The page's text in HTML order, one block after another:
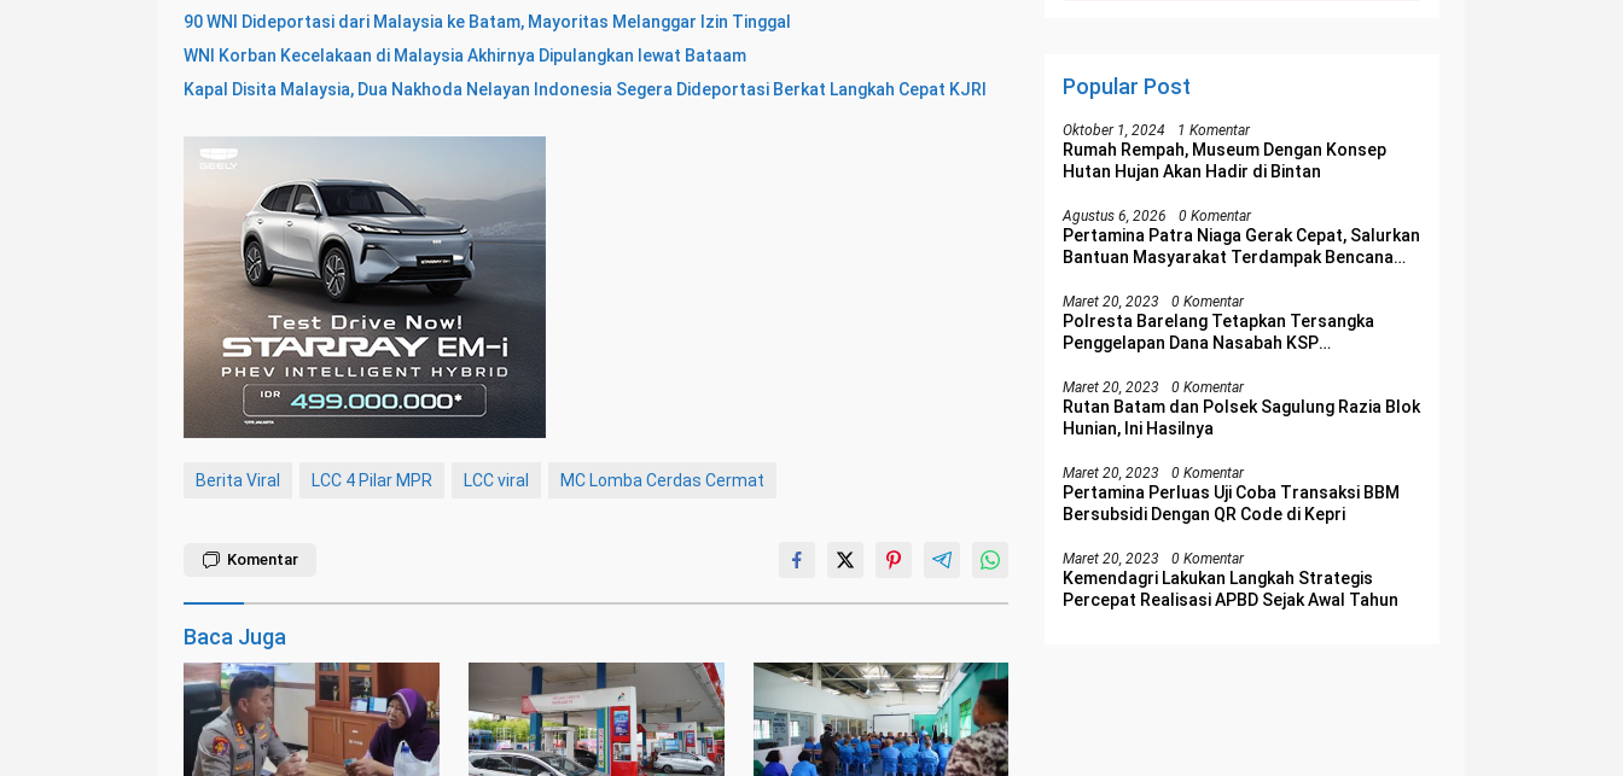
90 WNI Dideportasi dari Malaysia ke Batam, Mayoritas Melanggar Izin Tinggal
WNI Korban Kecelakaan di Malaysia Akhirnya Dipulangkan lewat Bataam
Kapal Disita Malaysia, Dua Nakhoda Nelayan Indonesia Segera Dideportasi Berkat Langkah Cepat KJRI
Berita Viral LCC 4 Pilar MPR LCC viral MC Lomba Cerdas Cermat
Komentar
Baca Juga
Popular Post
Oktober 1, 2024 1 Komentar
Rumah Rempah, Museum Dengan Konsep
Hutan Hujan Akan Hadir di Bintan
Agustus 6, 2026 0 Komentar
Pertamina Patra Niaga Gerak Cepat, Salurkan
Bantuan Masyarakat Terdampak Bencana
Maret 20, 2023 0 Komentar
Polresta Barelang Tetapkan Tersangka
Penggelapan Dana Nasabah KSP
Maret 20, 2023 0 Komentar
Rutan Batam dan Polsek Sagulung Razia Blok
Hunian, Ini Hasilnya
Maret 20, 2023 0 Komentar
Pertamina Perluas Uji Coba Transaksi BBM
Bersubsidi Dengan QR Code di Kepri
Maret 20, 2023 0 Komentar
Kemendagri Lakukan Langkah Strategis
Percepat Realisasi APBD Sejak Awal Tahun